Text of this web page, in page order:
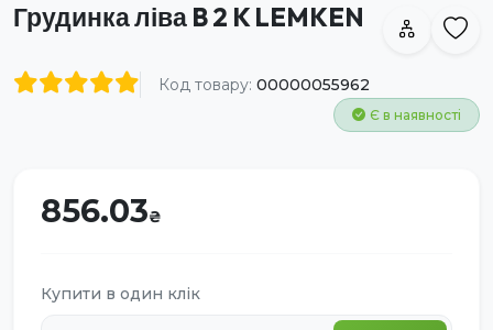
Грудинка ліва B 2 K LEMKEN
Код товару: 00000055962
Є в наявності
856.03
Купити в один клік